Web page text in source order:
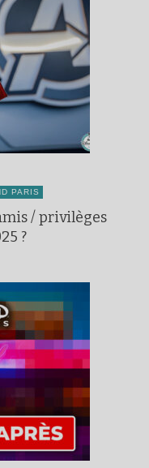
PARIS
/ privilèges
?